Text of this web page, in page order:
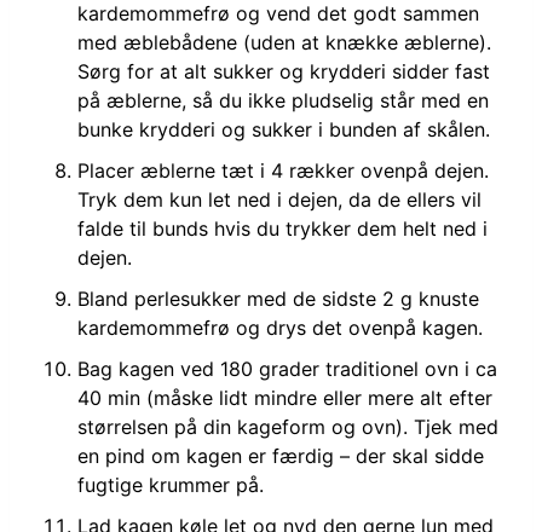
kardemommefrø og vend det godt sammen
med æblebådene (uden at knække æblerne).
Sørg for at alt sukker og krydderi sidder fast
på æblerne, så du ikke pludselig står med en
bunke krydderi og sukker i bunden af skålen.
Placer æblerne tæt i 4 rækker ovenpå dejen.
Tryk dem kun let ned i dejen, da de ellers vil
falde til bunds hvis du trykker dem helt ned i
dejen.
Bland perlesukker med de sidste 2 g knuste
kardemommefrø og drys det ovenpå kagen.
Bag kagen ved 180 grader traditionel ovn i ca
40 min (måske lidt mindre eller mere alt efter
størrelsen på din kageform og ovn). Tjek med
en pind om kagen er færdig – der skal sidde
fugtige krummer på.
Lad kagen køle let og nyd den gerne lun med